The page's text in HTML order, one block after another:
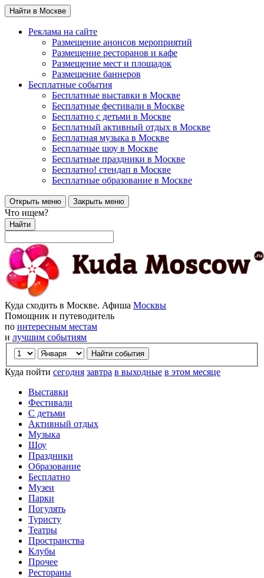
Найти в Москве
Реклама на сайте
Размещение анонсов мероприятий
Размещение ресторанов и кафе
Размещение мест и площадок
Размещение баннеров
Бесплатные события
Бесплатные выставки в Москве
Бесплатные фестивали в Москве
Бесплатно с детьми в Москве
Бесплатный активный отдых в Москве
Бесплатная музыка в Москве
Бесплатные шоу в Москве
Бесплатные праздники в Москве
Бесплатно! стендап в Москве
Бесплатные образование в Москве
Открыть меню Закрыть меню
Что ищем?
Найти
Куда сходить в Москве. Афиша Москвы
Помощник и путеводитель
по интересным местам
и лучшим событиям
Куда пойти сегодня завтра в выходные в этом месяце
Выставки
Фестивали
С детьми
Активный отдых
Музыка
Шоу
Праздники
Образование
Бесплатно
Музеи
Парки
Погулять
Туристу
Театры
Пространства
Клубы
Прочее
Рестораны